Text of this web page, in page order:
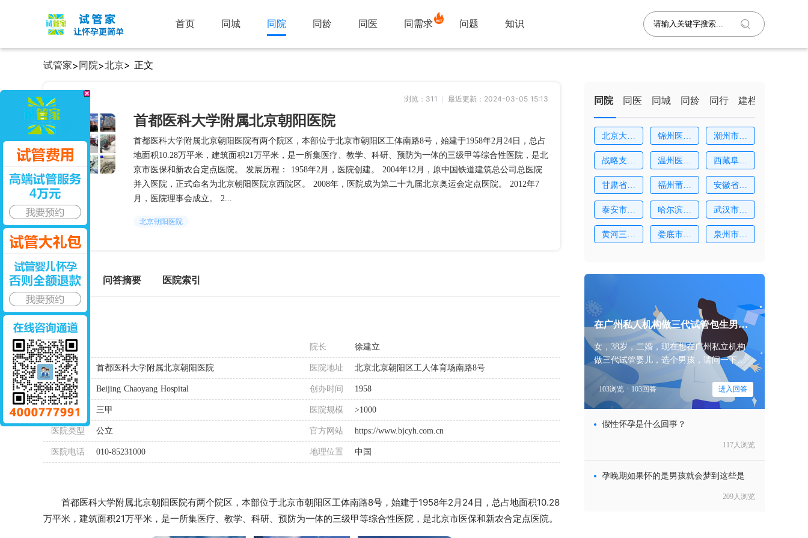
首页 同城 同院 同龄 同医 同需求 问题 知识
试管家>同院>北京> 正文
浏览： 311 最近更新：2024-03-05 15:13
首都医科大学附属北京朝阳医院
首都医科大学附属北京朝阳医院有两个院区，本部位于北京市朝阳区工体南路8号，始建于1958年2月24日，总占
地面积10.28万平米，建筑面积21万平米，是一所集医疗、教学、科研、预防为一体的三级甲等综合性医院，是北
京市医保和新农合定点医院。 发展历程： 1958年2月，医院创建。 2004年12月，原中国铁道建筑总公司总医院
并入医院，正式命名为北京朝阳医院京西院区。 2008年，医院成为第二十九届北京奥运会定点医院。 2012年7
月，医院理事会成立。 2...
北京朝阳医院
标签百科 问答摘要 医院索引
基本信息
医院简称 院长 徐建立
医院全称 首都医科大学附属北京朝阳医院 医院地址 北京北京朝阳区工人体育场南路8号
外文名称 Beijing Chaoyang Hospital 创办时间 1958
医院等级 三甲 医院规模 >1000
医院类型 公立 官方网站 https://www.bjcyh.com.cn
医院电话 010-85231000 地理位置 中国
首都医科大学附属北京朝阳医院有两个院区，本部位于北京市朝阳区工体南路8号，始建于1958年2月24日，总占地面积10.28
万平米，建筑面积21万平米，是一所集医疗、教学、科研、预防为一体的三级甲等综合性医院，是北京市医保和新农合定点医院。
同院 同医 同城 同龄 同行 建档
北京大学
深
锦州医科
大
潮州市中
心
战略支援
部
温州医科
大
西藏阜康
医
甘肃省妇
幼
福州莆田
学
安徽省妇
幼
泰安市中
心
哈尔滨市
红
武汉市妇
女
黄河三门
娄底市中
泉州市中
在广州私人机构做三代试管包生男孩
女，38岁，二婚，现在想在广州私立机构
做三代试管婴儿，选个男孩，请问一下大
家，在广州私人机构做三代试管包生男孩
价格一般多少钱？
103浏览 · 103回答 进入回答
假性怀孕是什么回事？
117人浏览
孕晚期如果怀的是男孩就会梦到这些是
209人浏览